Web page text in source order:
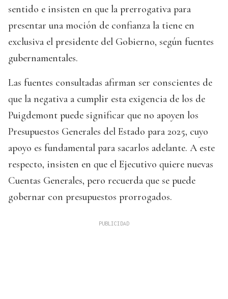
sentido e insisten en que la prerrogativa para
presentar una moción de confianza la tiene en
exclusiva el presidente del Gobierno, según fuentes
gubernamentales.
Las fuentes consultadas afirman ser conscientes de
que la negativa a cumplir esta exigencia de los de
Puigdemont puede significar que no apoyen los
Presupuestos Generales del Estado para 2025, cuyo
apoyo es fundamental para sacarlos adelante. A este
respecto, insisten en que el Ejecutivo quiere nuevas
Cuentas Generales, pero recuerda que se puede
gobernar con presupuestos prorrogados.